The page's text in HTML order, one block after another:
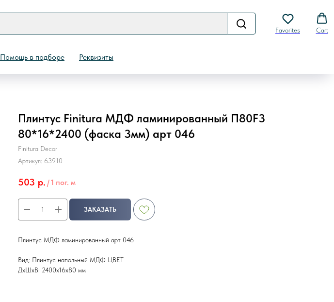
Favorites Cart
Помощь в подборе Реквизиты
НазадПлинтус Finitura МДФ ламинированный П80F3
80*16*2400 (фаска 3мм) арт 046
Finitura Decor
Артикул: 63910
503 р. /1 пог. м
ЗАКАЗАТЬ
Плинтус МДФ ламинированный арт 046
Вид: Плинтус напольный МДФ ЦВЕТ
ДxШxВ: 2400x16x80 мм